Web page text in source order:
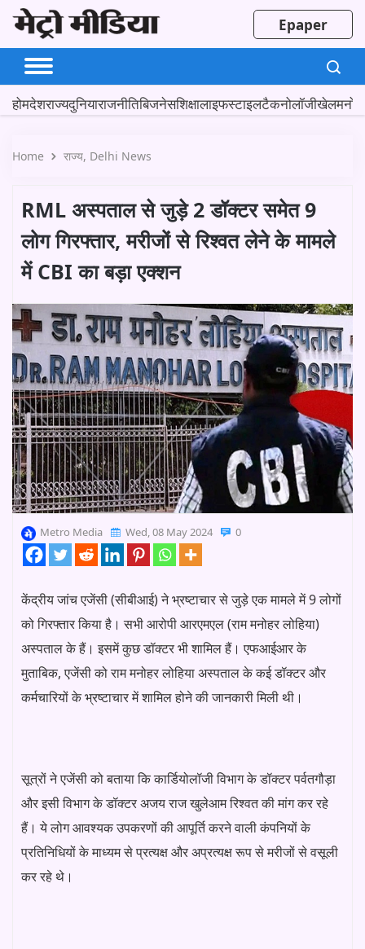
Epaper
होमदेशराज्यदुनियाराजनीतिबिजनेसशिक्षालाइफस्टाइलटैकनोलॉजीखेल
Home राज्य Delhi News
RML अस्पताल से जुड़े 2 डॉक्टर समेत 9
लोग गिरफ्तार, मरीजों से रिश्वत लेने के मामले
में CBI का बड़ा एक्शन
Metro Media Wed, 08 May 2024 0
केंद्रीय जांच एजेंसी (सीबीआई) ने भ्रष्टाचार से जुड़े एक मामले में 9 लोगों
को गिरफ्तार किया है। सभी आरोपी आरएमएल (राम मनोहर लोहिया)
अस्पताल के हैं। इसमें कुछ डॉक्टर भी शामिल हैं। एफआईआर के
मुताबिक, एजेंसी को राम मनोहर लोहिया अस्पताल के कई डॉक्टर और
कर्मचारियों के भ्रष्टाचार में शामिल होने की जानकारी मिली थी।
सूत्रों ने एजेंसी को बताया कि कार्डियोलॉजी विभाग के डॉक्टर पर्वतगौड़ा
और इसी विभाग के डॉक्टर अजय राज खुलेआम रिश्वत की मांग कर रहे
हैं। ये लोग आवश्यक उपकरणों की आपूर्ति करने वाली कंपनियों के
प्रतिनिधियों के माध्यम से प्रत्यक्ष और अप्रत्यक्ष रूप से मरीजों से वसूली
कर रहे थे।